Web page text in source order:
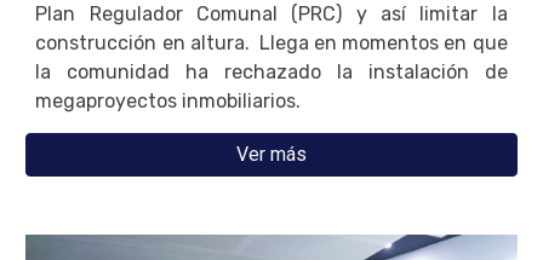
Plan Regulador Comunal (PRC) y así limitar la
construcción en altura. Llega en momentos en que
la comunidad ha rechazado la instalación de
megaproyectos inmobiliarios.
Ver más